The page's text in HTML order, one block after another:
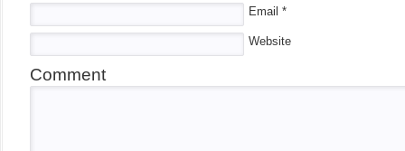
Email *
Website
Comment